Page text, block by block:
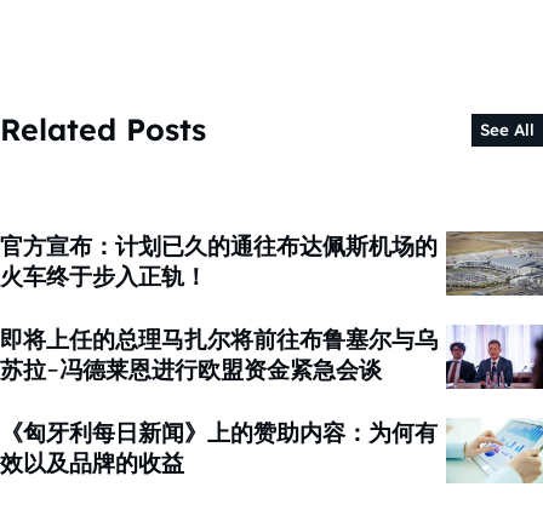
Related Posts See All
官方宣布：计划已久的通往布达佩斯机场的
火车终于步入正轨！
即将上任的总理马扎尔将前往布鲁塞尔与乌
苏拉-冯德莱恩进行欧盟资金紧急会谈
《匈牙利每日新闻》上的赞助内容：为何有
效以及品牌的收益